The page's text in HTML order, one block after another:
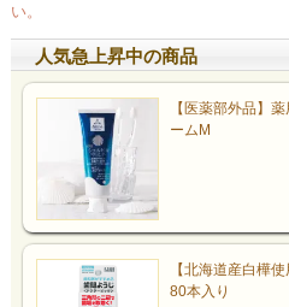
い。
人気急上昇中の商品
【医薬部外品】
ームM
【北海道産白樺
80本入り